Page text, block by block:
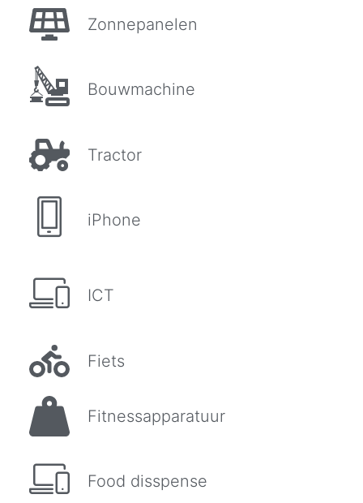
Zonnepanelen
Bouwmachine
Tractor
iPhone
ICT
Fiets
Fitnessapparatuur
Food disspense